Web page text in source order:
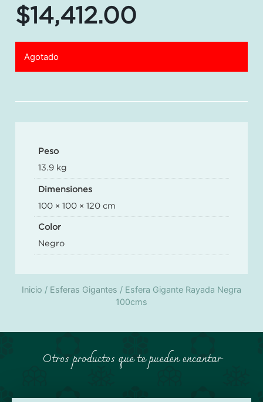
$14,412.00
Agotado
Peso
13.9 kg
Dimensiones
100 × 100 × 120 cm
Color
Negro
Inicio / Esferas Gigantes / Esfera Gigante Rayada Negra
100cms
Otros productos que te pueden encantar